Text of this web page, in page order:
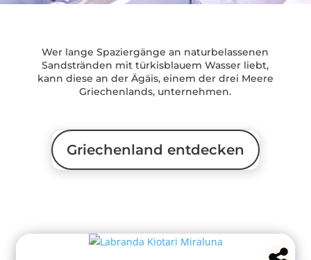
Wer lange Spaziergänge an naturbelassenen
Sandstränden mit türkisblauem Wasser liebt,
kann diese an der Ägäis, einem der drei Meere
Griechenlands, unternehmen.
Griechenland entdecken